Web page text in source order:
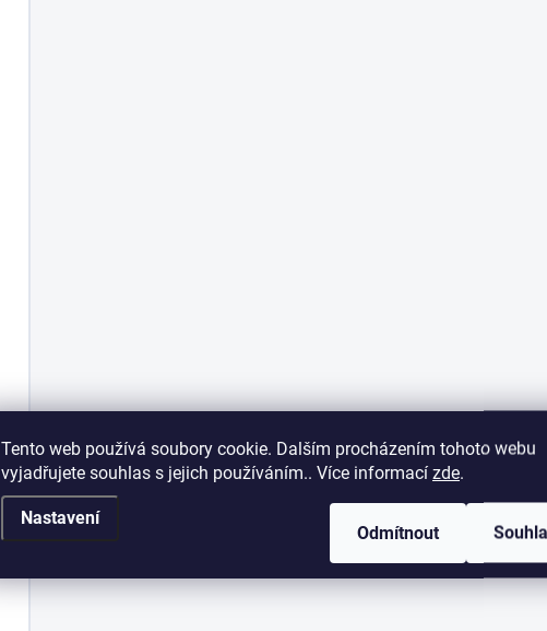
Tento web používá soubory cookie. Dalším procházením tohoto webu
vyjadřujete souhlas s jejich používáním.. Více informací zde.
Nastavení
Odmítnout